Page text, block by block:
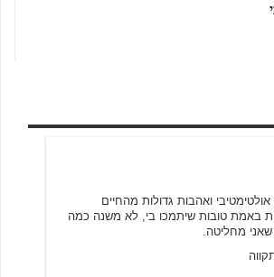
ואהבות גדולות מהחיים
באמת טובות שיתמכו בי, לא משנה כמה
מחליטה.